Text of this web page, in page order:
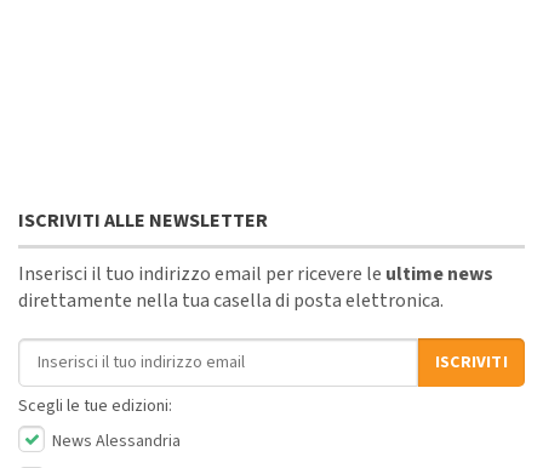
ISCRIVITI ALLE NEWSLETTER
Inserisci il tuo indirizzo email per ricevere le ultime news
direttamente nella tua casella di posta elettronica.
Indirizzo email
ISCRIVITI
Scegli le tue edizioni:
News Alessandria